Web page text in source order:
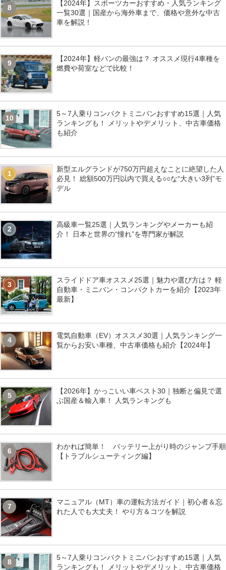
8
【2024年】スポーツカーおすすめ・人気ランキング
一覧30選｜国産から海外車まで、価格や意外な中古
車を解説！
9
【2024年】軽バンの最強は？ オススメ現行4車種を
燃費や荷室などで比較！
10
5～7人乗りコンパクトミニバンおすすめ15選｜人気
ランキングも！ メリットやデメリット、中古車価格
も紹介
1
新型エルグランドが750万円超えなことに絶望した人
必見！ 総額500万円以内で買える○○な“大きい3列”モ
デル
2
高級車一覧25選｜人気ランキングやメーカーも紹
介！ 日本と世界の“憧れ”を専門家が解説
3
スライドドア車オススメ25選｜魅力や選び方は？ 軽
自動車・ミニバン・コンパクトカーを紹介【2023年
最新】
4
電気自動車（EV）オススメ30選｜人気ランキング一
覧からお安い車種、中古車価格も紹介【2024年】
5
【2026年】かっこいい車ベスト30｜独断と偏見で選
ぶ国産＆輸入車！ 人気ランキングも
6
わかれば簡単！ バッテリー上がり時のジャンプ手順
【トラブルシューティング編】
7
マニュアル（MT）車の運転方法ガイド｜初心者＆忘
れた人でも大丈夫！ やり方＆コツを解説
8
5～7人乗りコンパクトミニバンおすすめ15選｜人気
ランキングも！ メリットやデメリット、中古車価格